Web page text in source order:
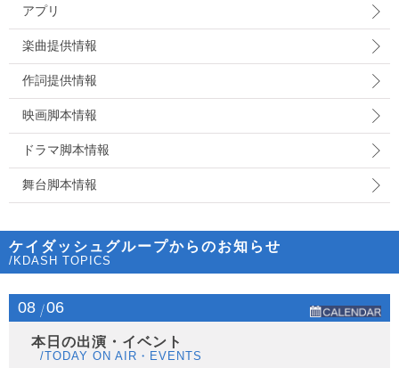
アプリ
楽曲提供情報
作詞提供情報
映画脚本情報
ドラマ脚本情報
舞台脚本情報
ケイダッシュグループからのお知らせ
/KDASH TOPICS
08 06
本日の出演・イベント
/TODAY ON AIR・EVENTS